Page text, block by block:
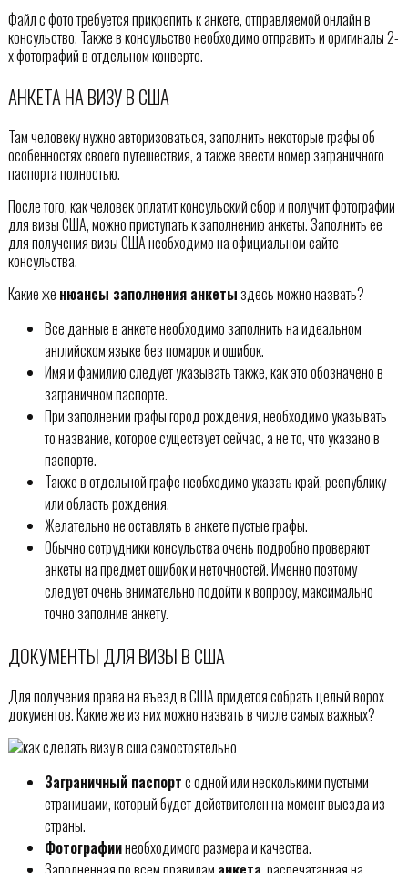
Файл с фото требуется прикрепить к анкете, отправляемой онлайн в
консульство. Также в консульство необходимо отправить и оригиналы 2-
х фотографий в отдельном конверте.
АНКЕТА НА ВИЗУ В США
Там человеку нужно авторизоваться, заполнить некоторые графы об
особенностях своего путешествия, а также ввести номер заграничного
паспорта полностью.
После того, как человек оплатит консульский сбор и получит фотографии
для визы США, можно приступать к заполнению анкеты. Заполнить ее
для получения визы США необходимо на официальном сайте
консульства.
Какие же нюансы заполнения анкетыздесь можно назвать?
Все данные в анкете необходимо заполнить на идеальном
английском языке без помарок и ошибок.
Имя и фамилию следует указывать также, как это обозначено в
заграничном паспорте.
При заполнении графы город рождения, необходимо указывать
то название, которое существует сейчас, а не то, что указано в
паспорте.
Также в отдельной графе необходимо указать край, республику
или область рождения.
Желательно не оставлять в анкете пустые графы.
Обычно сотрудники консульства очень подробно проверяют
анкеты на предмет ошибок и неточностей. Именно поэтому
следует очень внимательно подойти к вопросу, максимально
точно заполнив анкету.
ДОКУМЕНТЫ ДЛЯ ВИЗЫ В США
Для получения права на въезд в США придется собрать целый ворох
документов. Какие же из них можно назвать в числе самых важных?
Заграничный паспортс одной или несколькими пустыми
страницами, который будет действителен на момент выезда из
страны.
Фотографиинеобходимого размера и качества.